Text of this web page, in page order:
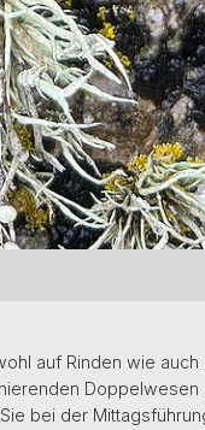
auf Rinden wie auch
bei der